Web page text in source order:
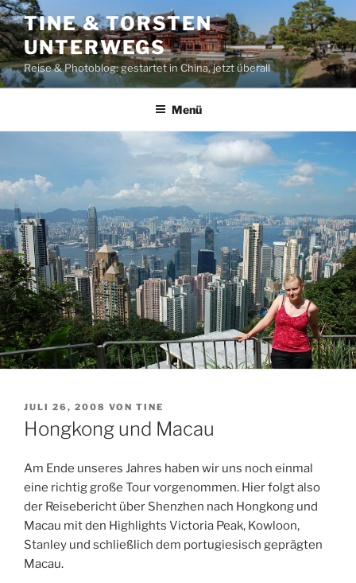
Zum
Inhalt
springen
TINE & TORSTEN
UNTERWEGS
Reise & Photoblog: gestartet in China, jetzt überall
Menü
VERÖFFENTLICHT
AM
JULI 26, 2008 VON TINE
Hongkong und Macau
Am Ende unseres Jahres haben wir uns noch einmal
eine richtig große Tour vorgenommen. Hier folgt also
der Reisebericht über Shenzhen nach Hongkong und
Macau mit den Highlights Victoria Peak, Kowloon,
Stanley und schließlich dem portugiesisch geprägten
Macau.